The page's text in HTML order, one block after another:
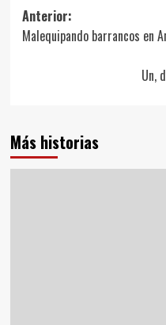
Navegación
de
Anterior:
Malequipando barrancos en
Un,
Más historias